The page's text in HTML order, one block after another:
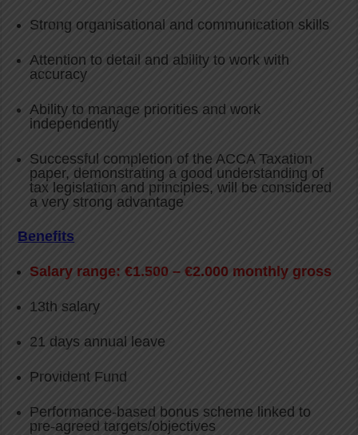
Strong organisational and communication skills
Attention to detail and ability to work with
accuracy
Ability to manage priorities and work
independently
Successful completion of the ACCA Taxation
paper, demonstrating a good understanding of
tax legislation and principles, will be considered
a very strong advantage
Benefits
Salary range: €1.500 – €2.000 monthly gross
13th salary
21 days annual leave
Provident Fund
Performance-based bonus scheme linked to
pre-agreed targets/objectives